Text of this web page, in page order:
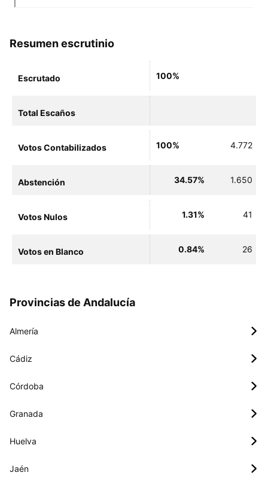
Resumen escrutinio
Escrutado 100%
Total Escaños
Votos Contabilizados 100% 4.772
Abstención 34.57% 1.650
Votos Nulos 1.31% 41
Votos en Blanco 0.84% 26
Provincias de Andalucía
Almería
Cádiz
Córdoba
Granada
Huelva
Jaén